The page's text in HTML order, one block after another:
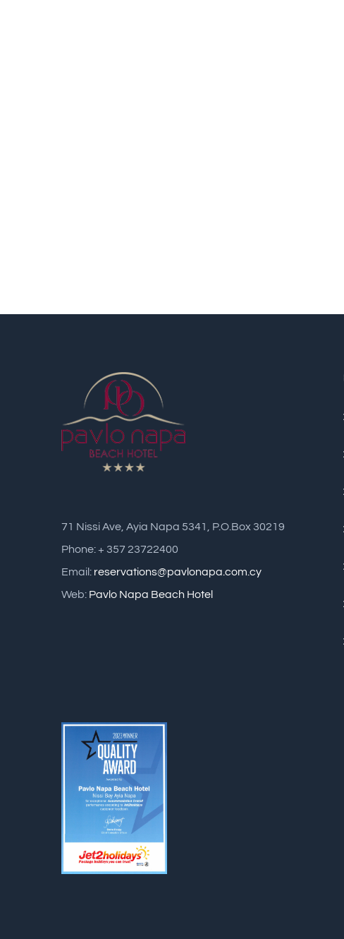
71 Nissi Ave, Ayia Napa 5341, P.O.Box 30219
Phone: + 357 23722400
Email: reservations@pavlonapa.com.cy
Web: Pavlo Napa Beach Hotel